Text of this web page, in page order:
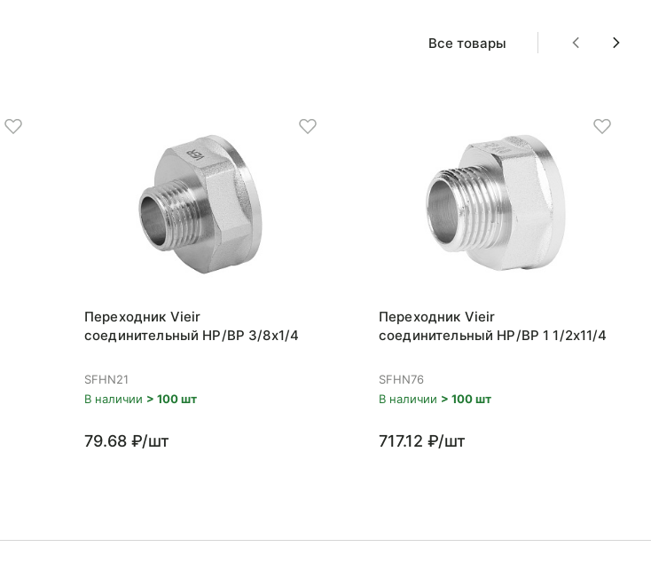
Все товары
Переходник Vieir
соединительный НР/ВР 3/8x1/4
SFHN21
В наличии > 100 шт
79.68 ₽/шт
Переходник Vieir
соединительный НР/ВР 1 1/2x11/4
SFHN76
В наличии > 100 шт
717.12 ₽/шт